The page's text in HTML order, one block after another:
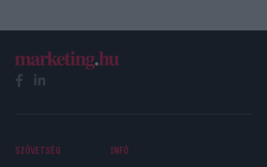
SZÖVETSÉG
INFÓ